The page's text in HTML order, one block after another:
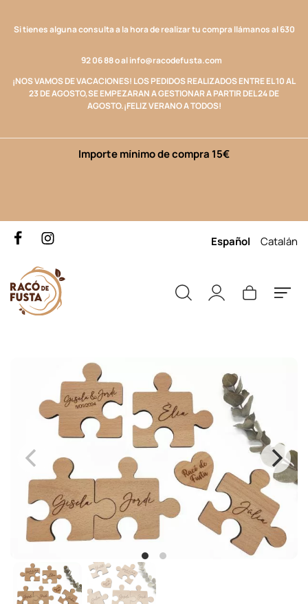
Si tienes alguna consulta a la hora de realizar tu compra llámanos al630
92 06 88o alinfo@racodefusta.com
¡NOS VAMOS DE VACACIONES! LOSPEDIDOS REALIZADOS ENTRE EL 10 AL
23 DE AGOSTO,SE EMPEZARAN A GESTIONAR A PARTIR DEL 24 DE
AGOSTO.¡FELIZ VERANO A TODOS!
Importe mínimo de compra 15€
Español Catalán